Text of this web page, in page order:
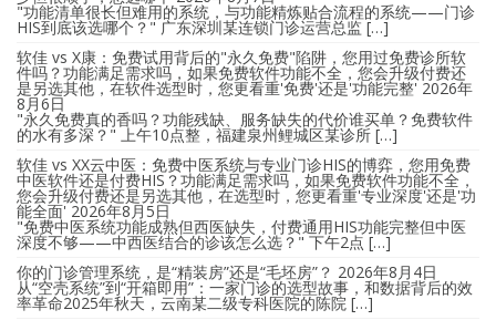
"功能清单很长但难用的系统，与功能精炼贴合流程的系统——门诊
HIS到底该选哪个？" 广东深圳某连锁门诊运营总监 […]
软佳 vs X康：免费试用背后的"永久免费"陷阱，您用过免费诊所软
件吗？功能满足需求吗，如果免费软件功能不全，您会升级付费还
是另选其他，在软件选型时，您更看重'免费'还是'功能完整' 2026年
8月6日
"永久免费真的香吗？功能残缺、服务缺失的代价谁买单？免费软件
的水有多深？" 上午10点整，福建泉州鲤城区某诊所 […]
软佳 vs XX云中医：免费中医系统与专业门诊HIS的博弈，您用免费
中医软件还是付费HIS？功能满足需求吗，如果免费软件功能不全，
您会升级付费还是另选其他，在选型时，您更看重'专业深度'还是'功
能全面' 2026年8月5日
"免费中医系统功能成熟但西医缺失，付费通用HIS功能完整但中医
深度不够——中西医结合的诊该怎么选？" 下午2点 […]
你的门诊管理系统，是“精装房”还是“毛坯房”？ 2026年8月4日
从“空壳系统”到“开箱即用”：一家门诊的选型故事，和数据背后的效
率革命2025年秋天，云南某二级专科医院的陈院 […]